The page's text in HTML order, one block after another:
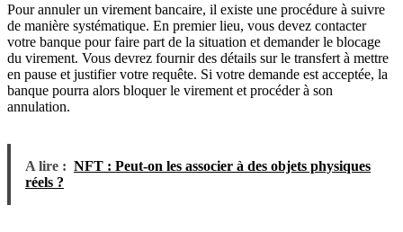
Pour annuler un virement bancaire, il existe une procédure à suivre
de manière systématique. En premier lieu, vous devez contacter
votre banque pour faire part de la situation et demander le blocage
du virement. Vous devrez fournir des détails sur le transfert à mettre
en pause et justifier votre requête. Si votre demande est acceptée, la
banque pourra alors bloquer le virement et procéder à son
annulation.
A lire : NFT : Peut-on les associer à des objets physiques
réels ?